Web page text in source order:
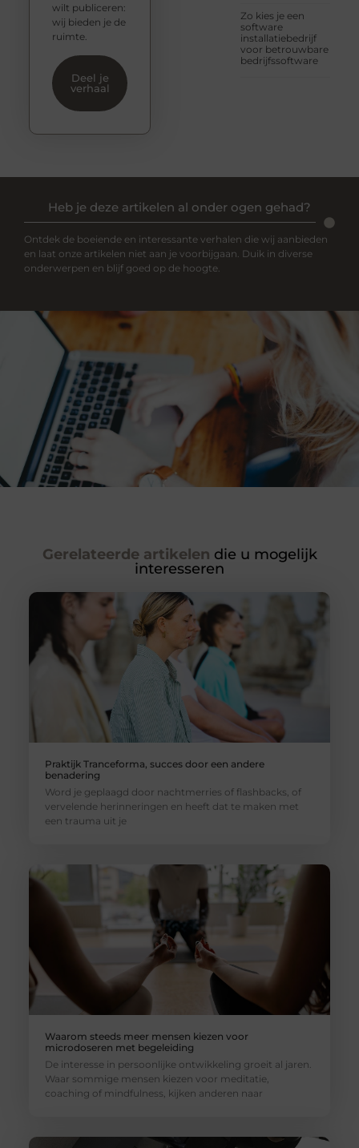
Zo kies je een
software
installatiebedrijf
voor betrouwbare
bedrijfssoftware
wilt publiceren:
wij bieden je de
ruimte.
Deel je
verhaal
Heb je deze artikelen al onder ogen gehad?
Ontdek de boeiende en interessante verhalen die wij aanbieden
en laat onze artikelen niet aan je voorbijgaan. Duik in diverse
onderwerpen en blijf goed op de hoogte.
Gerelateerde artikelen die u mogelijk
interesseren
Praktijk Tranceforma, succes door een andere
benadering
Word je geplaagd door nachtmerries of flashbacks, of
vervelende herinneringen en heeft dat te maken met
een trauma uit je
Waarom steeds meer mensen kiezen voor
microdoseren met begeleiding
De interesse in persoonlijke ontwikkeling groeit al jaren.
Waar sommige mensen kiezen voor meditatie,
coaching of mindfulness, kijken anderen naar